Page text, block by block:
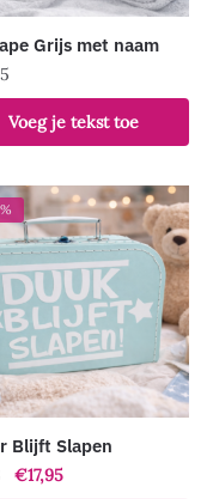
Grijs met naam
Voeg je tekst toe
Blijft Slapen
Oorspronkelijke
€17,95Huidige